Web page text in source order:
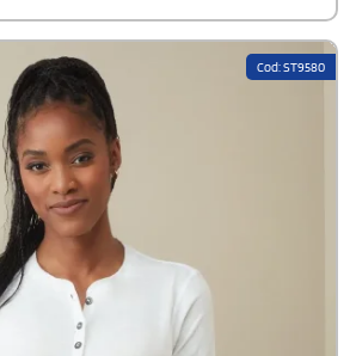
regolare e ben strutturata. Una soluzione
praticità, comfort e design in un unico capo
Uomo
Cod: ST9580